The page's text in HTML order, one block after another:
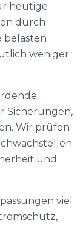
heutige
durch
belasten
weniger
Sicherungen,
Wir prüfen
und
viel